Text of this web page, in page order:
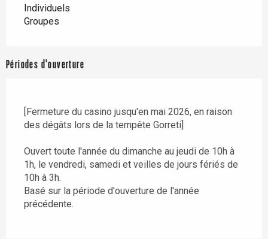
Individuels
Groupes
Périodes d'ouverture
[Fermeture du casino jusqu'en mai 2026, en raison
des dégâts lors de la tempête Gorreti]
Ouvert toute l'année du dimanche au jeudi de 10h à
1h, le vendredi, samedi et veilles de jours fériés de
10h à 3h.
Basé sur la période d'ouverture de l'année
précédente.